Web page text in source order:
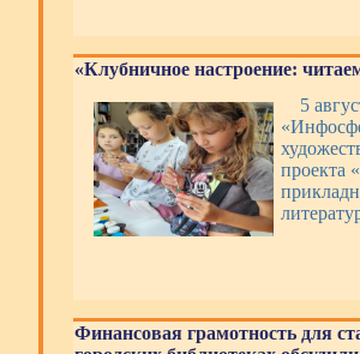
«Клубничное настроение:
5
проекта
Финансовая грамотность для